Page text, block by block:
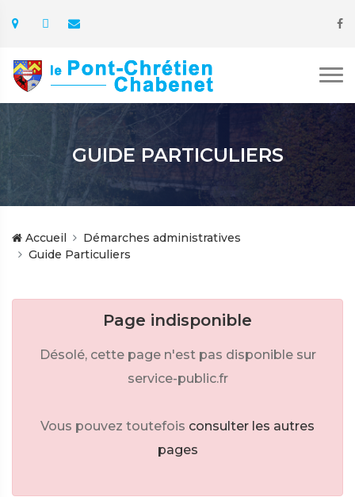
GUIDE PARTICULIERS
Accueil
Démarches administratives
Guide Particuliers
Page indisponible
Désolé, cette page n'est pas disponible sur
service-public.fr
Vous pouvez toutefois consulter les autres
pages